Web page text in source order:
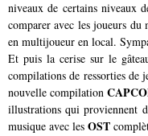
niveaux de certains niveaux
comparer avec les joueurs du
en multijoueur en local.
Et puis la cerise sur le
compilations de ressorties de
nouvelle compilation
illustrations qui proviennent
musique avec les OST